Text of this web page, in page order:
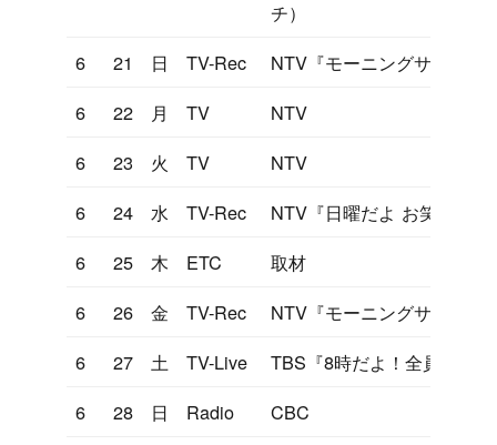
チ）
6
21 日 TV-Rec
NTV『モーニングサラダ』
6
22 月 TV
NTV
6
23 火 TV
NTV
6
24 水 TV-Rec
NTV『日曜だよ お笑い劇場
6
25 木 ETC
取材
6
26 金 TV-Rec
NTV『モーニングサラダ』
6
27 土 TV-Live
TBS『8時だよ！全員集合』
6
28 日 Radio
CBC